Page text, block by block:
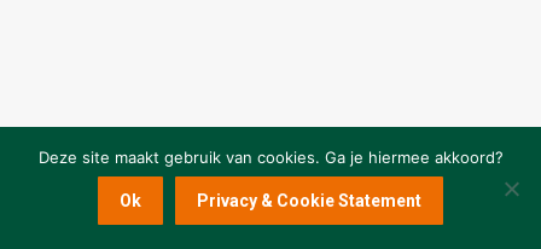
Deze site maakt gebruik van cookies. Ga je hiermee akkoord?
Ok Privacy & Cookie Statement